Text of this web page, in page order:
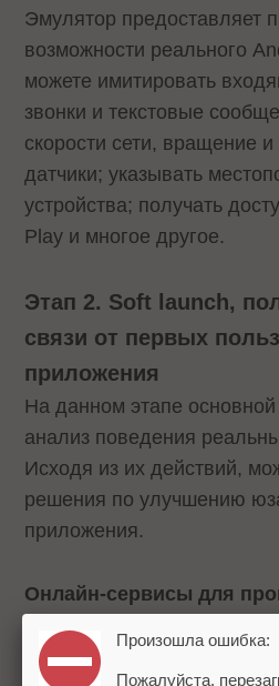
Эмулятор предоставляет
возможности реального
можете имитировать
звонки и текстовые
скорости сети, вращение
датчики; указывать
устройства; получать
Play и многое другое.
Этап 2. Soft launch,
связи от первых
приложения
На данном этапе основной
анализ поведения
Исходя из их действий,
решения по улучшению
приложения.
Онлайн-сервисы для
Произошла ошибка:
Пожалуйста,